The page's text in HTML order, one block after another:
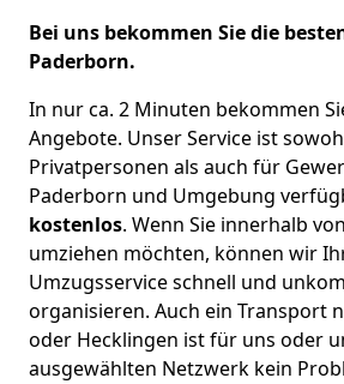
Bei uns bekommen Sie die
Paderborn.
In nur ca. 2 Minuten bekommen
Angebote. Unser Service ist
Privatpersonen als auch für
Paderborn und Umgebung
kostenlos. Wenn Sie innerhalb
umziehen möchten, können wir
Umzugsservice schnell und
organisieren. Auch ein Transport
oder Hecklingen ist für uns oder
ausgewählten Netzwerk kein